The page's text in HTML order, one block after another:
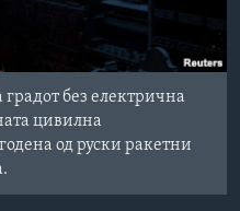
без електрична
цивилна
од руски ракетни